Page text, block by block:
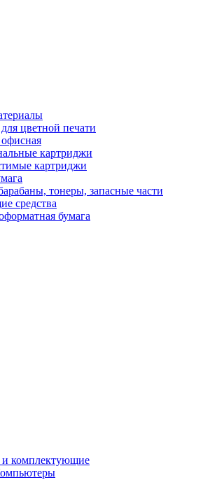
цветной печати
картриджи
картриджи
тонеры, запасные части
средства
бумага
комплектующие